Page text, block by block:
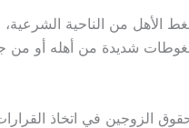
من الناحية الشرعية،
شديدة من أهله أو من
الزوجين في اتخاذ القرارات